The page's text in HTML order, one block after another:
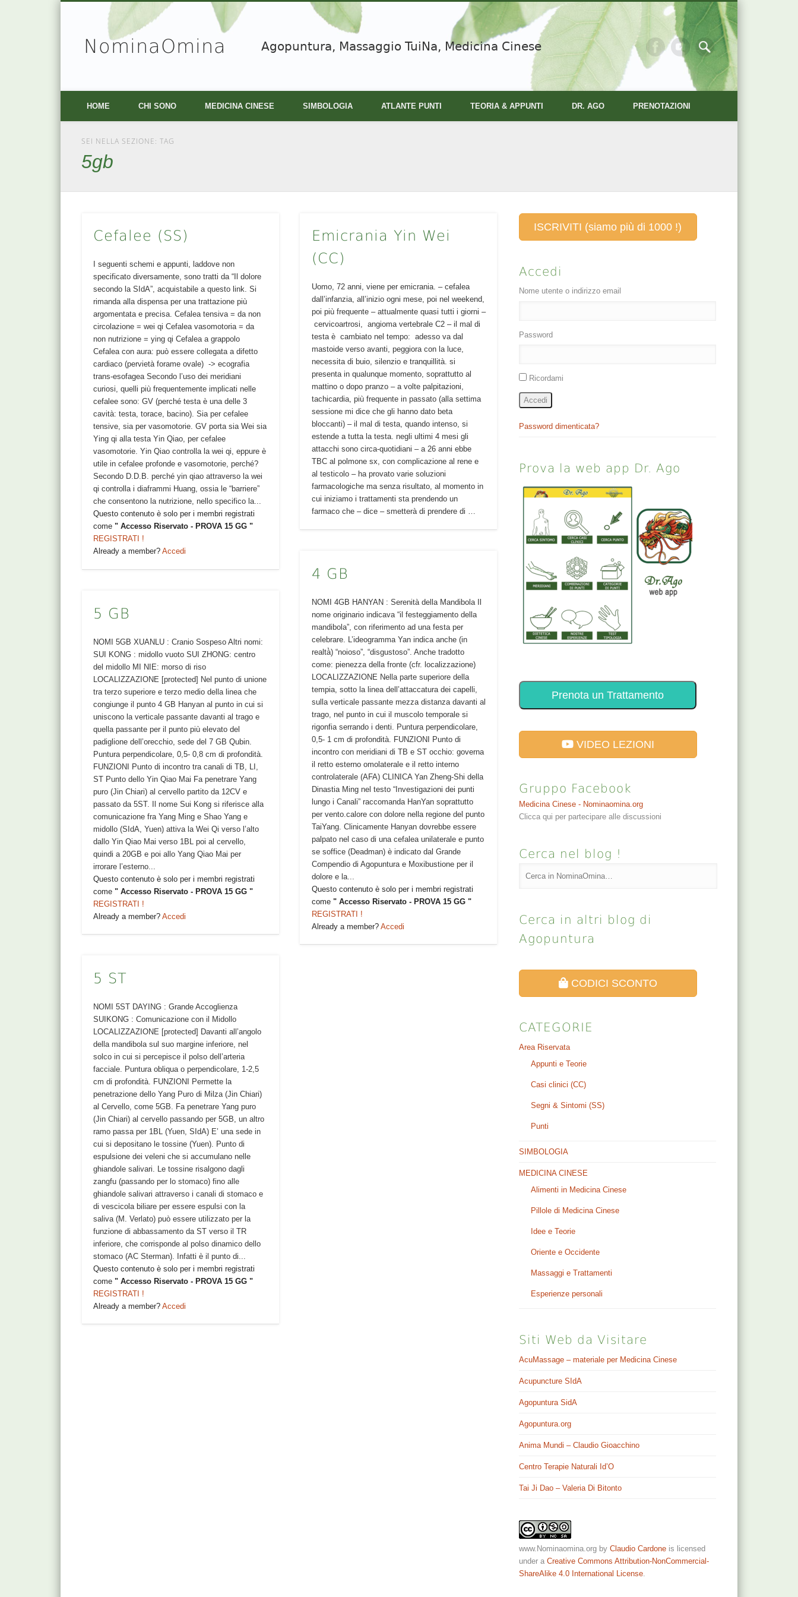
NominaOmina Agopuntura, Massaggio TuiNa, Medicina Cinese
Vimeo
HOME CHI SONO MEDICINA CINESE SIMBOLOGIA ATLANTE PUNTI TEORIA & APPUNTI DR. AGO PRENOTAZIONI
SEI NELLA SEZIONE: TAG
5gb
Cefalee (SS)
I seguenti schemi e appunti, laddove non
specificato diversamente, sono tratti da “Il dolore
secondo la SIdA”, acquistabile a questo link. Si
rimanda alla dispensa per una trattazione più
argomentata e precisa. Cefalea tensiva = da non
circolazione = wei qi Cefalea vasomotoria = da
non nutrizione = ying qi Cefalea a grappolo
Cefalea con aura: può essere collegata a difetto
cardiaco (pervietà forame ovale) -> ecografia
trans-esofagea Secondo l’uso dei meridiani
curiosi, quelli più frequentemente implicati nelle
cefalee sono: GV (perché testa è una delle 3
cavità: testa, torace, bacino). Sia per cefalee
tensive, sia per vasomotorie. GV porta sia Wei sia
Ying qi alla testa Yin Qiao, per cefalee
vasomotorie. Yin Qiao controlla la wei qi, eppure è
utile in cefalee profonde e vasomotorie, perché?
Secondo D.D.B. perché yin qiao attraverso la wei
qi controlla i diaframmi Huang, ossia le “barriere”
che consentono la nutrizione, nello specifico la...
Questo contenuto è solo per i membri registrati
come" Accesso Riservato - PROVA 15 GG "
REGISTRATI !
Already a member?Accedi
Emicrania Yin Wei
(CC)
Uomo, 72 anni, viene per emicrania. – cefalea
dall’infanzia, all’inizio ogni mese, poi nel weekend,
poi più frequente – attualmente quasi tutti i giorni –
cervicoartrosi, angioma vertebrale C2 – il mal di
testa è cambiato nel tempo: adesso va dal
mastoide verso avanti, peggiora con la luce,
necessita di buio, silenzio e tranquillità. si
presenta in qualunque momento, soprattutto al
mattino o dopo pranzo – a volte palpitazioni,
tachicardia, più frequente in passato (alla settima
sessione mi dice che gli hanno dato beta
bloccanti) – il mal di testa, quando intenso, si
estende a tutta la testa. negli ultimi 4 mesi gli
attacchi sono circa-quotidiani – a 26 anni ebbe
TBC al polmone sx, con complicazione al rene e
al testicolo – ha provato varie soluzioni
farmacologiche ma senza risultato, al momento in
cui iniziamo i trattamenti sta prendendo un
farmaco che – dice – smetterà di prendere di …
4 GB
NOMI 4GB HANYAN : Serenità della Mandibola Il
nome originario indicava “il festeggiamento della
mandibola”, con riferimento ad una festa per
celebrare. L’ideogramma Yan indica anche (in
realtà̀) “noioso”, “disgustoso”. Anche tradotto
come: pienezza della fronte (cfr. localizzazione)
LOCALIZZAZIONE Nella parte superiore della
tempia, sotto la linea dell’attaccatura dei capelli,
sulla verticale passante mezza distanza davanti al
trago, nel punto in cui il muscolo temporale si
rigonfia serrando i denti. Puntura perpendicolare,
0,5- 1 cm di profondità. FUNZIONI Punto di
incontro con meridiani di TB e ST occhio: governa
il retto esterno omolaterale e il retto interno
controlaterale (AFA) CLINICA Yan Zheng-Shi della
Dinastia Ming nel testo “Investigazioni dei punti
lungo i Canali” raccomanda HanYan soprattutto
per vento.calore con dolore nella regione del punto
TaiYang. Clinicamente Hanyan dovrebbe essere
palpato nel caso di una cefalea unilaterale e punto
se soffice (Deadman) è indicato dal Grande
Compendio di Agopuntura e Moxibustione per il
dolore e la...
Questo contenuto è solo per i membri registrati
come " Accesso Riservato - PROVA 15 GG "
REGISTRATI !
Already a member? Accedi
5 GB
NOMI 5GB XUANLU : Cranio Sospeso Altri nomi:
SUI KONG : midollo vuoto SUI ZHONG: centro
del midollo MI NIE: morso di riso
LOCALIZZAZIONE [protected] Nel punto di unione
tra terzo superiore e terzo medio della linea che
congiunge il punto 4 GB Hanyan al punto in cui si
uniscono la verticale passante davanti al trago e
quella passante per il punto più elevato del
padiglione dell’orecchio, sede del 7 GB Qubin.
Puntura perpendicolare, 0,5- 0,8 cm di profondità.
FUNZIONI Punto di incontro tra canali di TB, LI,
ST Punto dello Yin Qiao Mai Fa penetrare Yang
puro (Jin Chiari) al cervello partito da 12CV e
passato da 5ST. Il nome Sui Kong si riferisce alla
comunicazione fra Yang Ming e Shao Yang e
midollo (SIdA, Yuen) attiva la Wei Qi verso l’alto
dallo Yin Qiao Mai verso 1BL poi al cervello,
quindi a 20GB e poi allo Yang Qiao Mai per
irrorare l’esterno...
Questo contenuto è solo per i membri registrati
come" Accesso Riservato - PROVA 15 GG "
REGISTRATI !
Already a member?Accedi
5 ST
NOMI 5ST DAYING : Grande Accoglienza
SUIKONG : Comunicazione con il Midollo
LOCALIZZAZIONE [protected] Davanti all’angolo
della mandibola sul suo margine inferiore, nel
solco in cui si percepisce il polso dell’arteria
facciale. Puntura obliqua o perpendicolare, 1-2,5
cm di profondità. FUNZIONI Permette la
penetrazione dello Yang Puro di Milza (Jin Chiari)
al Cervello, come 5GB. Fa penetrare Yang puro
(Jin Chiari) al cervello passando per 5GB, un altro
ramo passa per 1BL (Yuen, SIdA) E’ una sede in
cui si depositano le tossine (Yuen). Punto di
espulsione dei veleni che si accumulano nelle
ghiandole salivari. Le tossine risalgono dagli
zangfu (passando per lo stomaco) fino alle
ghiandole salivari attraverso i canali di stomaco e
di vescicola biliare per essere espulsi con la
saliva (M. Verlato) può essere utilizzato per la
funzione di abbassamento da ST verso il TR
inferiore, che corrisponde al polso dinamico dello
stomaco (AC Sterman). Infatti è il punto di...
Questo contenuto è solo per i membri registrati
come" Accesso Riservato - PROVA 15 GG "
REGISTRATI !
Already a member?Accedi
ISCRIVITI (siamo più di 1000 !)
Accedi
Nome utente o indirizzo email
Password
Ricordami
Accedi
Password dimenticata?
Prova la web app Dr. Ago
Prenota un Trattamento
VIDEO LEZIONI
Gruppo Facebook
Medicina Cinese - Nominaomina.org
Clicca qui per partecipare alle discussioni
Cerca nel blog !
Cerca in altri blog di
Agopuntura
CODICI SCONTO
CATEGORIE
Area Riservata
Appunti e Teorie
Casi clinici (CC)
Segni & Sintomi (SS)
Punti
SIMBOLOGIA
MEDICINA CINESE
Alimenti in Medicina Cinese
Pillole di Medicina Cinese
Idee e Teorie
Oriente e Occidente
Massaggi e Trattamenti
Esperienze personali
Siti Web da Visitare
AcuMassage – materiale per Medicina Cinese
Acupuncture SIdA
Agopuntura SidA
Agopuntura.org
Anima Mundi – Claudio Gioacchino
Centro Terapie Naturali Id’O
Tai Ji Dao – Valeria Di Bitonto
www.Nominaomina.org byClaudio Cardone is licensed
under aCreative Commons Attribution-NonCommercial-
ShareAlike 4.0 International License